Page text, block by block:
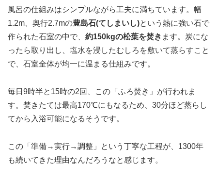
風呂の仕組みはシンプルながら工夫に満ちています。幅
1.2m、奥行2.7mの豊島石(てしまいし)という熱に強い石で
作られた石室の中で、 約150kgの松葉を焚き ます。炭にな
ったら取り出し、塩水を浸したむしろを敷いて蒸らすこと
で、石室全体が均一に温まる仕組みです。
毎日9時半と15時の2回、この「ふろ焚き」が行われま
す。焚きたては最高170℃にもなるため、30分ほど蒸らし
てから入浴可能になるそうです。
この「準備→実行→調整」という丁寧な工程が、1300年
も続いてきた理由なんだろうなと感じます。